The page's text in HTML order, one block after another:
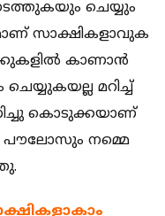
ചെയ്യും
സാക്ഷികളാവുക
കാണാന്‍
മറിച്ച്
കൊടുക്കയാണ്
പൗലോസും നമ്മെ